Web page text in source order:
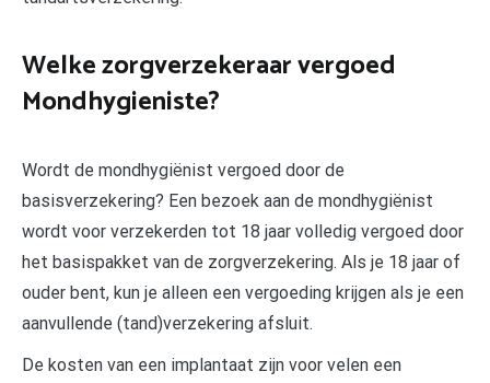
Welke zorgverzekeraar vergoed
Mondhygieniste?
Wordt de mondhygiënist vergoed door de
basisverzekering? Een bezoek aan de mondhygiënist
wordt voor verzekerden tot 18 jaar volledig vergoed door
het basispakket van de zorgverzekering. Als je 18 jaar of
ouder bent, kun je alleen een vergoeding krijgen als je een
aanvullende (tand)verzekering afsluit.
De kosten van een implantaat zijn voor velen een